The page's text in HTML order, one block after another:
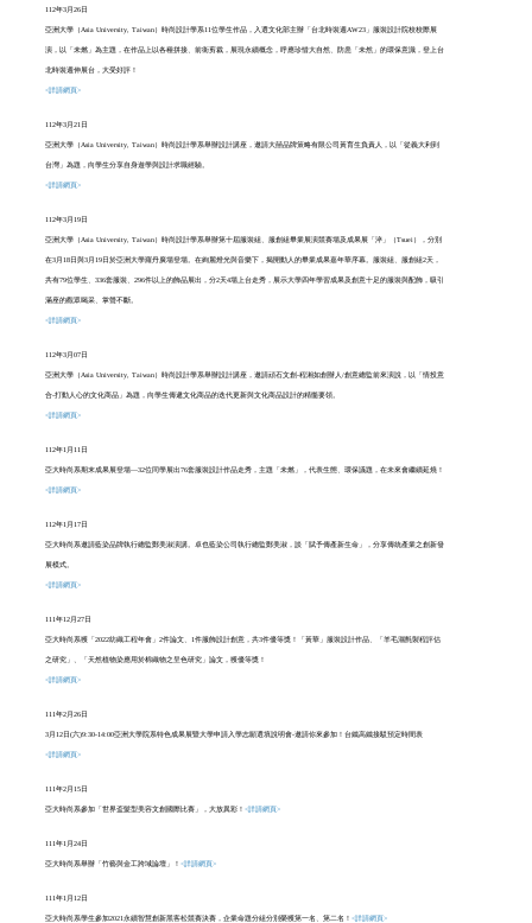
112年3月26日
亞洲大學（Asia University, Taiwan）時尚設計學系11位學生作品，入選文化部主辦「台北時裝週AW23」服裝設計院校校際展
演，以「未燃」為主題，在作品上以各種拼接、前衛剪裁，展現永續概念，呼應珍惜大自然、防患「未然」的環保意識，登上台
北時裝週伸展台，大受好評！
<詳請網頁>
112年3月21日
亞洲大學（Asia University, Taiwan）時尚設計學系舉辦設計講座，邀請大囍品牌策略有限公司黃育生負責人 以「從義大利到
台灣」為題，向學生分享自身遊學與設計求職經驗。
<詳請網頁>
112年3月19日
亞洲大學（Asia University, Taiwan）時尚設計學系舉辦第十屆服裝組、服創組畢業展演競賽場及成果展「淬」（Tsuei），分別
在3月18日與3月19日於亞洲大學羅丹廣場登場。在絢麗燈光與音樂下，揭開動人的畢業成果嘉年華序幕。服裝組、服創組2天，
共有79位學生、336套服裝、296件以上的飾品展出，分2天4場上台走秀，展示大學四年學習成果及創意十足的服裝與配飾，吸引
滿座的觀眾喝采、掌聲不斷。
<詳請網頁>
112年3月07日
亞洲大學（Asia University, Taiwan）時尚設計學系舉辦設計講座，邀請頑石文創-程湘如創辦人/創意總監前來演說 以「情投意
合-打動人心的文化商品」為題，向學生傳遞文化商品的迭代更新與文化商品設計的精髓要領。
<詳請網頁>
112年1月11日
亞大時尚系期末成果展登場—32位同學展出76套服裝設計作品走秀，主題「未燃」，代表生態、環保議題，在未來會繼續延燒！
<詳請網頁>
112年1月17日
亞大時尚系邀請藍染品牌執行總監鄭美淑演講。卓也藍染公司執行總監鄭美淑，談「賦予傳產新生命」，分享傳統產業之創新發
展模式。
<詳請網頁>
111年12月27日
亞大時尚系獲「2022紡織工程年會」2件論文、1件服飾設計創意，共3件優等獎！「黃華」服裝設計作品、「羊毛濕氈製程評估
之研究」、「天然植物染應用於棉織物之呈色研究」論文，獲優等獎！
<詳請網頁>
111年2月26日
3月12日(六)9:30-14:00亞洲大學院系特色成果展暨大學申請入學志願選填說明會-邀請你來參加！台鐵高鐵接駁預定時間表
<詳請網頁>
111年2月15日
亞大時尚系參加「世界盃髮型美容文創國際比賽」，大放異彩！ <詳請網頁>
111年1月24日
亞大時尚系舉辦「竹藝與金工跨域論壇」！ <詳請網頁>
111年1月12日
亞大時尚系學生參加2021永續智慧創新黑客松競賽決賽，企業命題分組分別榮獲第一名、第二名！ <詳請網頁>